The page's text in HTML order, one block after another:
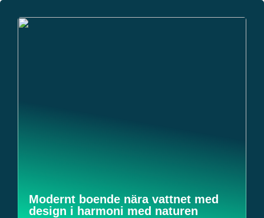
Modernt boende nära vattnet med
design i harmoni med naturen